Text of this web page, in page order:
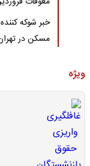
خبر شوکه
مسکن در
ویژه